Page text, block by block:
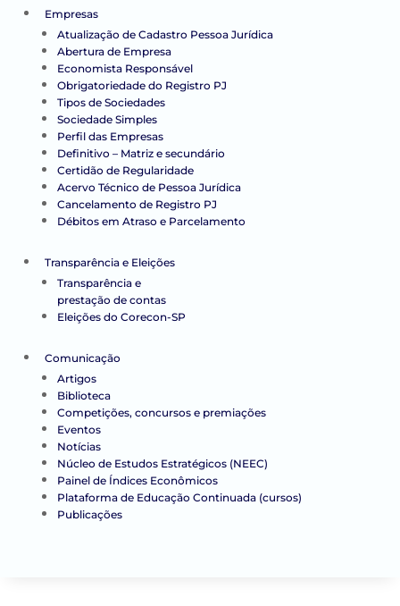
Empresas
Atualização de Cadastro Pessoa Jurídica
Abertura de Empresa
Economista Responsável
Obrigatoriedade do Registro PJ
Tipos de Sociedades
Sociedade Simples
Perfil das Empresas
Definitivo – Matriz e secundário
Certidão de Regularidade
Acervo Técnico de Pessoa Jurídica
Cancelamento de Registro PJ
Débitos em Atraso e Parcelamento
Transparência e Eleições
Transparência e
prestação de contas
Eleições do Corecon-SP
Comunicação
Artigos
Biblioteca
Competições, concursos e premiações
Eventos
Notícias
Núcleo de Estudos Estratégicos (NEEC)
Painel de Índices Econômicos
Plataforma de Educação Continuada (cursos)
Publicações